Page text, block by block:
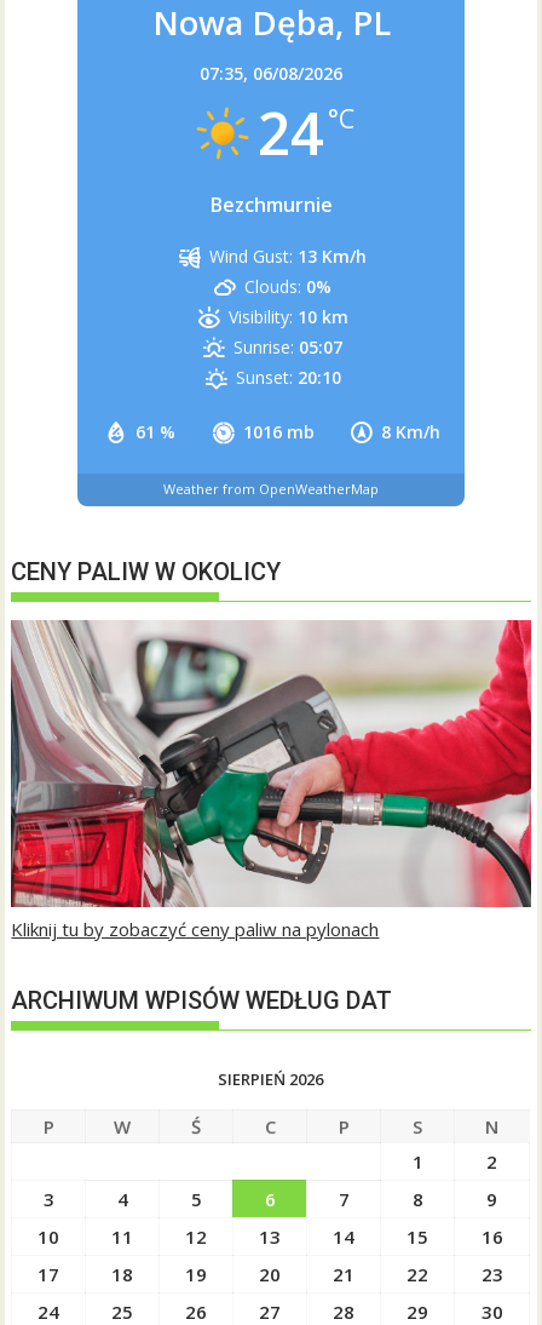
Nowa Dęba, PL
07:35, 06/08/2026
24°C
Bezchmurnie
61 % 1016 mb 8 Km/h
Wind Gust: 13 Km/h
Clouds: 0%
Visibility: 10 km
Sunrise: 05:07
Sunset: 20:10
Weather from OpenWeatherMap
CENY PALIW W OKOLICY
Kliknij tu by zobaczyć ceny paliw na pylonach
ARCHIWUM WPISÓW WEDŁUG DAT
SIERPIEŃ 2026
P W Ś C P S
N
1
2
3
4 5 6 7 8
9
10
11 12 13 14 15
16
17
18 19 20 21 22
23
24
25 26 27 28 29
30